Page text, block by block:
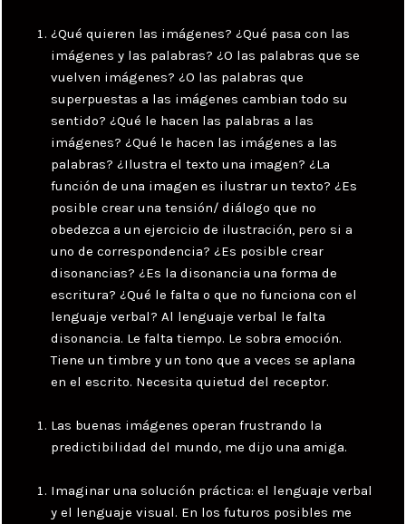
¿Qué quieren las imágenes? ¿Qué pasa con las
imágenes y las palabras? ¿O las palabras que se
vuelven imágenes? ¿O las palabras que
superpuestas a las imágenes cambian todo su
sentido? ¿Qué le hacen las palabras a las
imágenes? ¿Qué le hacen las imágenes a las
palabras? ¿Ilustra el texto una imagen? ¿La
función de una imagen es ilustrar un texto? ¿Es
posible crear una tensión/ diálogo que no
obedezca a un ejercicio de ilustración, pero si a
uno de correspondencia? ¿Es posible crear
disonancias? ¿Es la disonancia una forma de
escritura? ¿Qué le falta o que no funciona con el
lenguaje verbal? Al lenguaje verbal le falta
disonancia. Le falta tiempo. Le sobra emoción.
Tiene un timbre y un tono que a veces se aplana
en el escrito. Necesita quietud del receptor.
Las buenas imágenes operan frustrando la
predictibilidad del mundo, me dijo una amiga.
Imaginar una solución práctica: el lenguaje verbal
y el lenguaje visual. En los futuros posibles me